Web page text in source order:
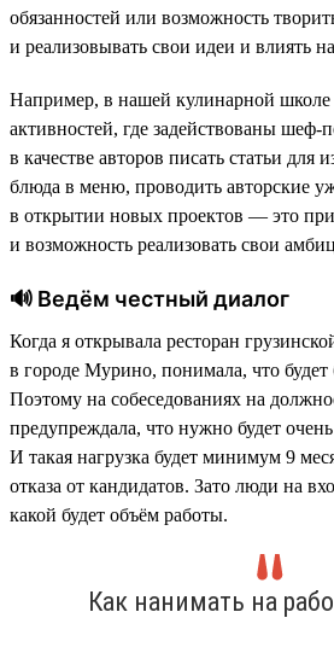
обязанностей или возможность
и реализовывать свои идеи и влиять на
Например, в нашей кулинарной
активностей, где задействованы шеф-
в качестве авторов писать статьи для
блюда в меню, проводить авторские
в открытии новых проектов — это
и возможность реализовать свои
🔊 Ведём честный диалог
Когда я открывала ресторан
в городе Мурино, понимала, что будет
Поэтому на собеседованиях на
предупреждала, что нужно будет
И такая нагрузка будет минимум 9
отказа от кандидатов. Зато люди на
какой будет объём работы.
Как нанимать на